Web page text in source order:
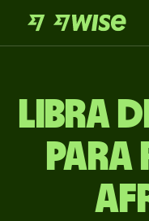
Libra
para